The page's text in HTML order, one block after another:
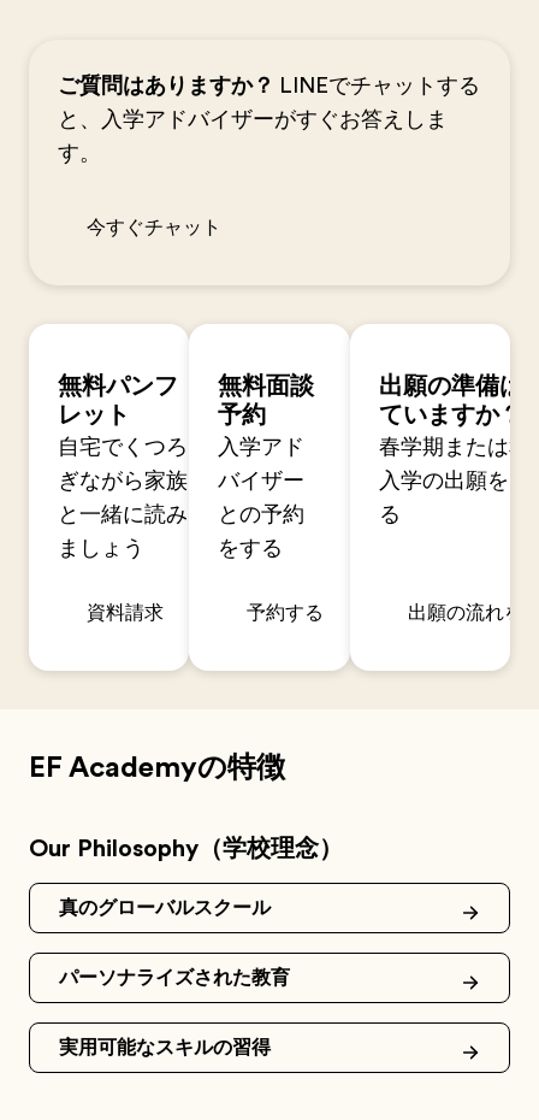
ご質問はありますか？ LINEでチャットする
と、入学アドバイザーがすぐお答えしま
す。
今すぐチャット
無料パンフ
レット
自宅でくつろ
ぎながら家族
と一緒に読み
ましょう
資料請求
無料面談
予約
入学アド
バイザー
との予約
をする
予約する
出願の準備は
ていますか？
春学期または秋
入学の出願を開
る
出願の流れを
EF Academyの特徴
Our Philosophy（学校理念）
真のグローバルスクール
パーソナライズされた教育
実用可能なスキルの習得